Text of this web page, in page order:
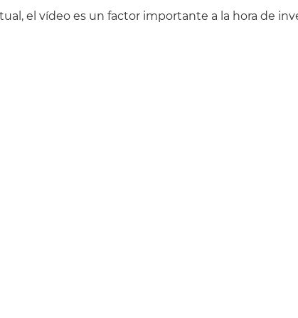
el vídeo es un factor importante a la hora de